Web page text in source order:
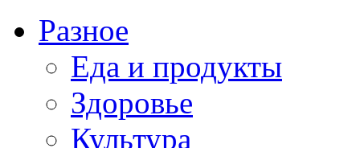
Разное
Еда и продукты
Здоровье
Культура